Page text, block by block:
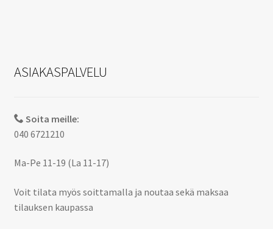
ASIAKASPALVELU
Soita meille:
040 6721210
Ma-Pe 11-19 (La 11-17)
Voit tilata myös soittamalla ja noutaa sekä maksaa
tilauksen kaupassa